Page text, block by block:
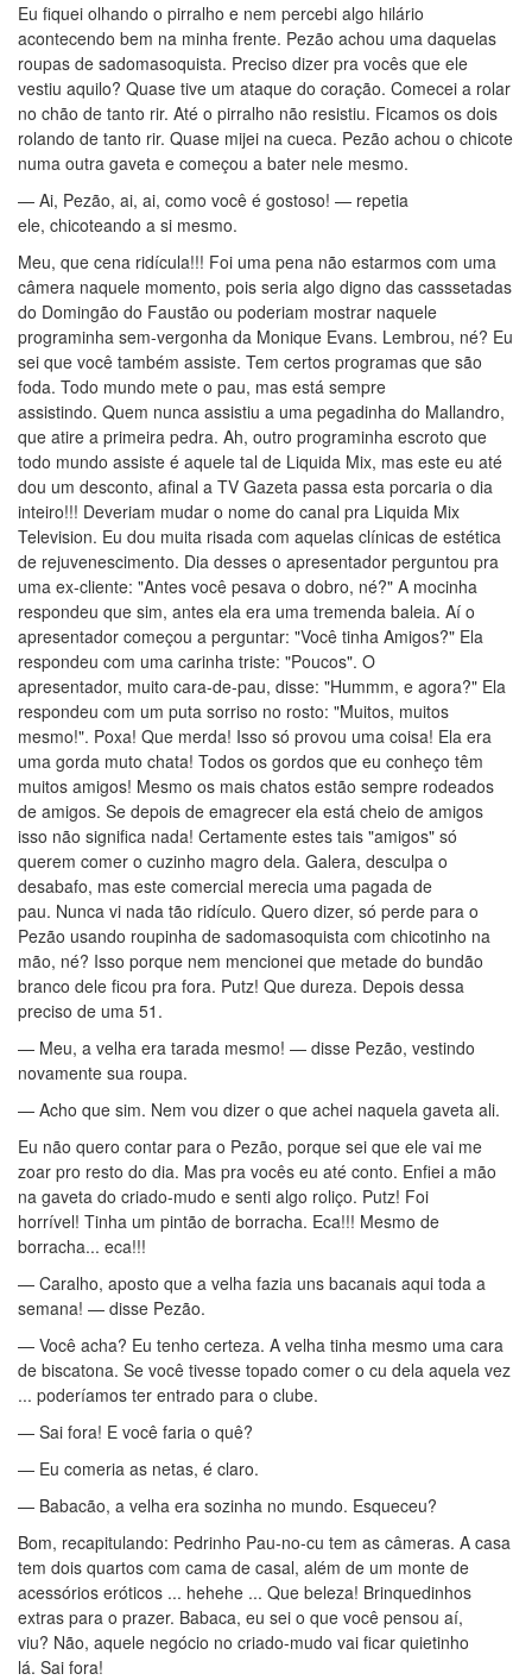
Eu fiquei olhando o pirralho e nem percebi algo hilário
acontecendo bem na minha frente. Pezão achou uma daquelas
roupas de sadomasoquista. Preciso dizer pra vocês que ele
vestiu aquilo? Quase tive um ataque do coração. Comecei a rolar
no chão de tanto rir. Até o pirralho não resistiu. Ficamos os dois
rolando de tanto rir. Quase mijei na cueca. Pezão achou o chicote
numa outra gaveta e começou a bater nele mesmo.
— Ai, Pezão, ai, ai, como você é gostoso! — repetia
ele, chicoteando a si mesmo.
Meu, que cena ridícula!!! Foi uma pena não estarmos com uma
câmera naquele momento, pois seria algo digno das casssetadas
do Domingão do Faustão ou poderiam mostrar naquele
programinha sem-vergonha da Monique Evans. Lembrou, né? Eu
sei que você também assiste. Tem certos programas que são
foda. Todo mundo mete o pau, mas está sempre
assistindo. Quem nunca assistiu a uma pegadinha do Mallandro,
que atire a primeira pedra. Ah, outro programinha escroto que
todo mundo assiste é aquele tal de Liquida Mix, mas este eu até
dou um desconto, afinal a TV Gazeta passa esta porcaria o dia
inteiro!!! Deveriam mudar o nome do canal pra Liquida Mix
Television. Eu dou muita risada com aquelas clínicas de estética
de rejuvenescimento. Dia desses o apresentador perguntou pra
uma ex-cliente: "Antes você pesava o dobro, né?" A mocinha
respondeu que sim, antes ela era uma tremenda baleia. Aí o
apresentador começou a perguntar: "Você tinha Amigos?" Ela
respondeu com uma carinha triste: "Poucos". O
apresentador, muito cara-de-pau, disse: "Hummm, e agora?" Ela
respondeu com um puta sorriso no rosto: "Muitos, muitos
mesmo!". Poxa! Que merda! Isso só provou uma coisa! Ela era
uma gorda muto chata! Todos os gordos que eu conheço têm
muitos amigos! Mesmo os mais chatos estão sempre rodeados
de amigos. Se depois de emagrecer ela está cheio de amigos
isso não significa nada! Certamente estes tais "amigos" só
querem comer o cuzinho magro dela. Galera, desculpa o
desabafo, mas este comercial merecia uma pagada de
pau. Nunca vi nada tão ridículo. Quero dizer, só perde para o
Pezão usando roupinha de sadomasoquista com chicotinho na
mão, né? Isso porque nem mencionei que metade do bundão
branco dele ficou pra fora. Putz! Que dureza. Depois dessa
preciso de uma 51.
— Meu, a velha era tarada mesmo! — disse Pezão, vestindo
novamente sua roupa.
— Acho que sim. Nem vou dizer o que achei naquela gaveta ali.
Eu não quero contar para o Pezão, porque sei que ele vai me
zoar pro resto do dia. Mas pra vocês eu até conto. Enfiei a mão
na gaveta do criado-mudo e senti algo roliço. Putz! Foi
horrível! Tinha um pintão de borracha. Eca!!! Mesmo de
borracha... eca!!!
— Caralho, aposto que a velha fazia uns bacanais aqui toda a
semana! — disse Pezão.
— Você acha? Eu tenho certeza. A velha tinha mesmo uma cara
de biscatona. Se você tivesse topado comer o cu dela aquela vez
... poderíamos ter entrado para o clube.
— Sai fora! E você faria o quê?
— Eu comeria as netas, é claro.
— Babacão, a velha era sozinha no mundo. Esqueceu?
Bom, recapitulando: Pedrinho Pau-no-cu tem as câmeras. A casa
tem dois quartos com cama de casal, além de um monte de
acessórios eróticos ... hehehe ... Que beleza! Brinquedinhos
extras para o prazer. Babaca, eu sei o que você pensou aí,
viu? Não, aquele negócio no criado-mudo vai ficar quietinho
lá. Sai fora!